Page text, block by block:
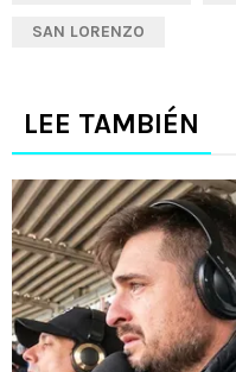
SAN LORENZO
LEE TAMBIÉN